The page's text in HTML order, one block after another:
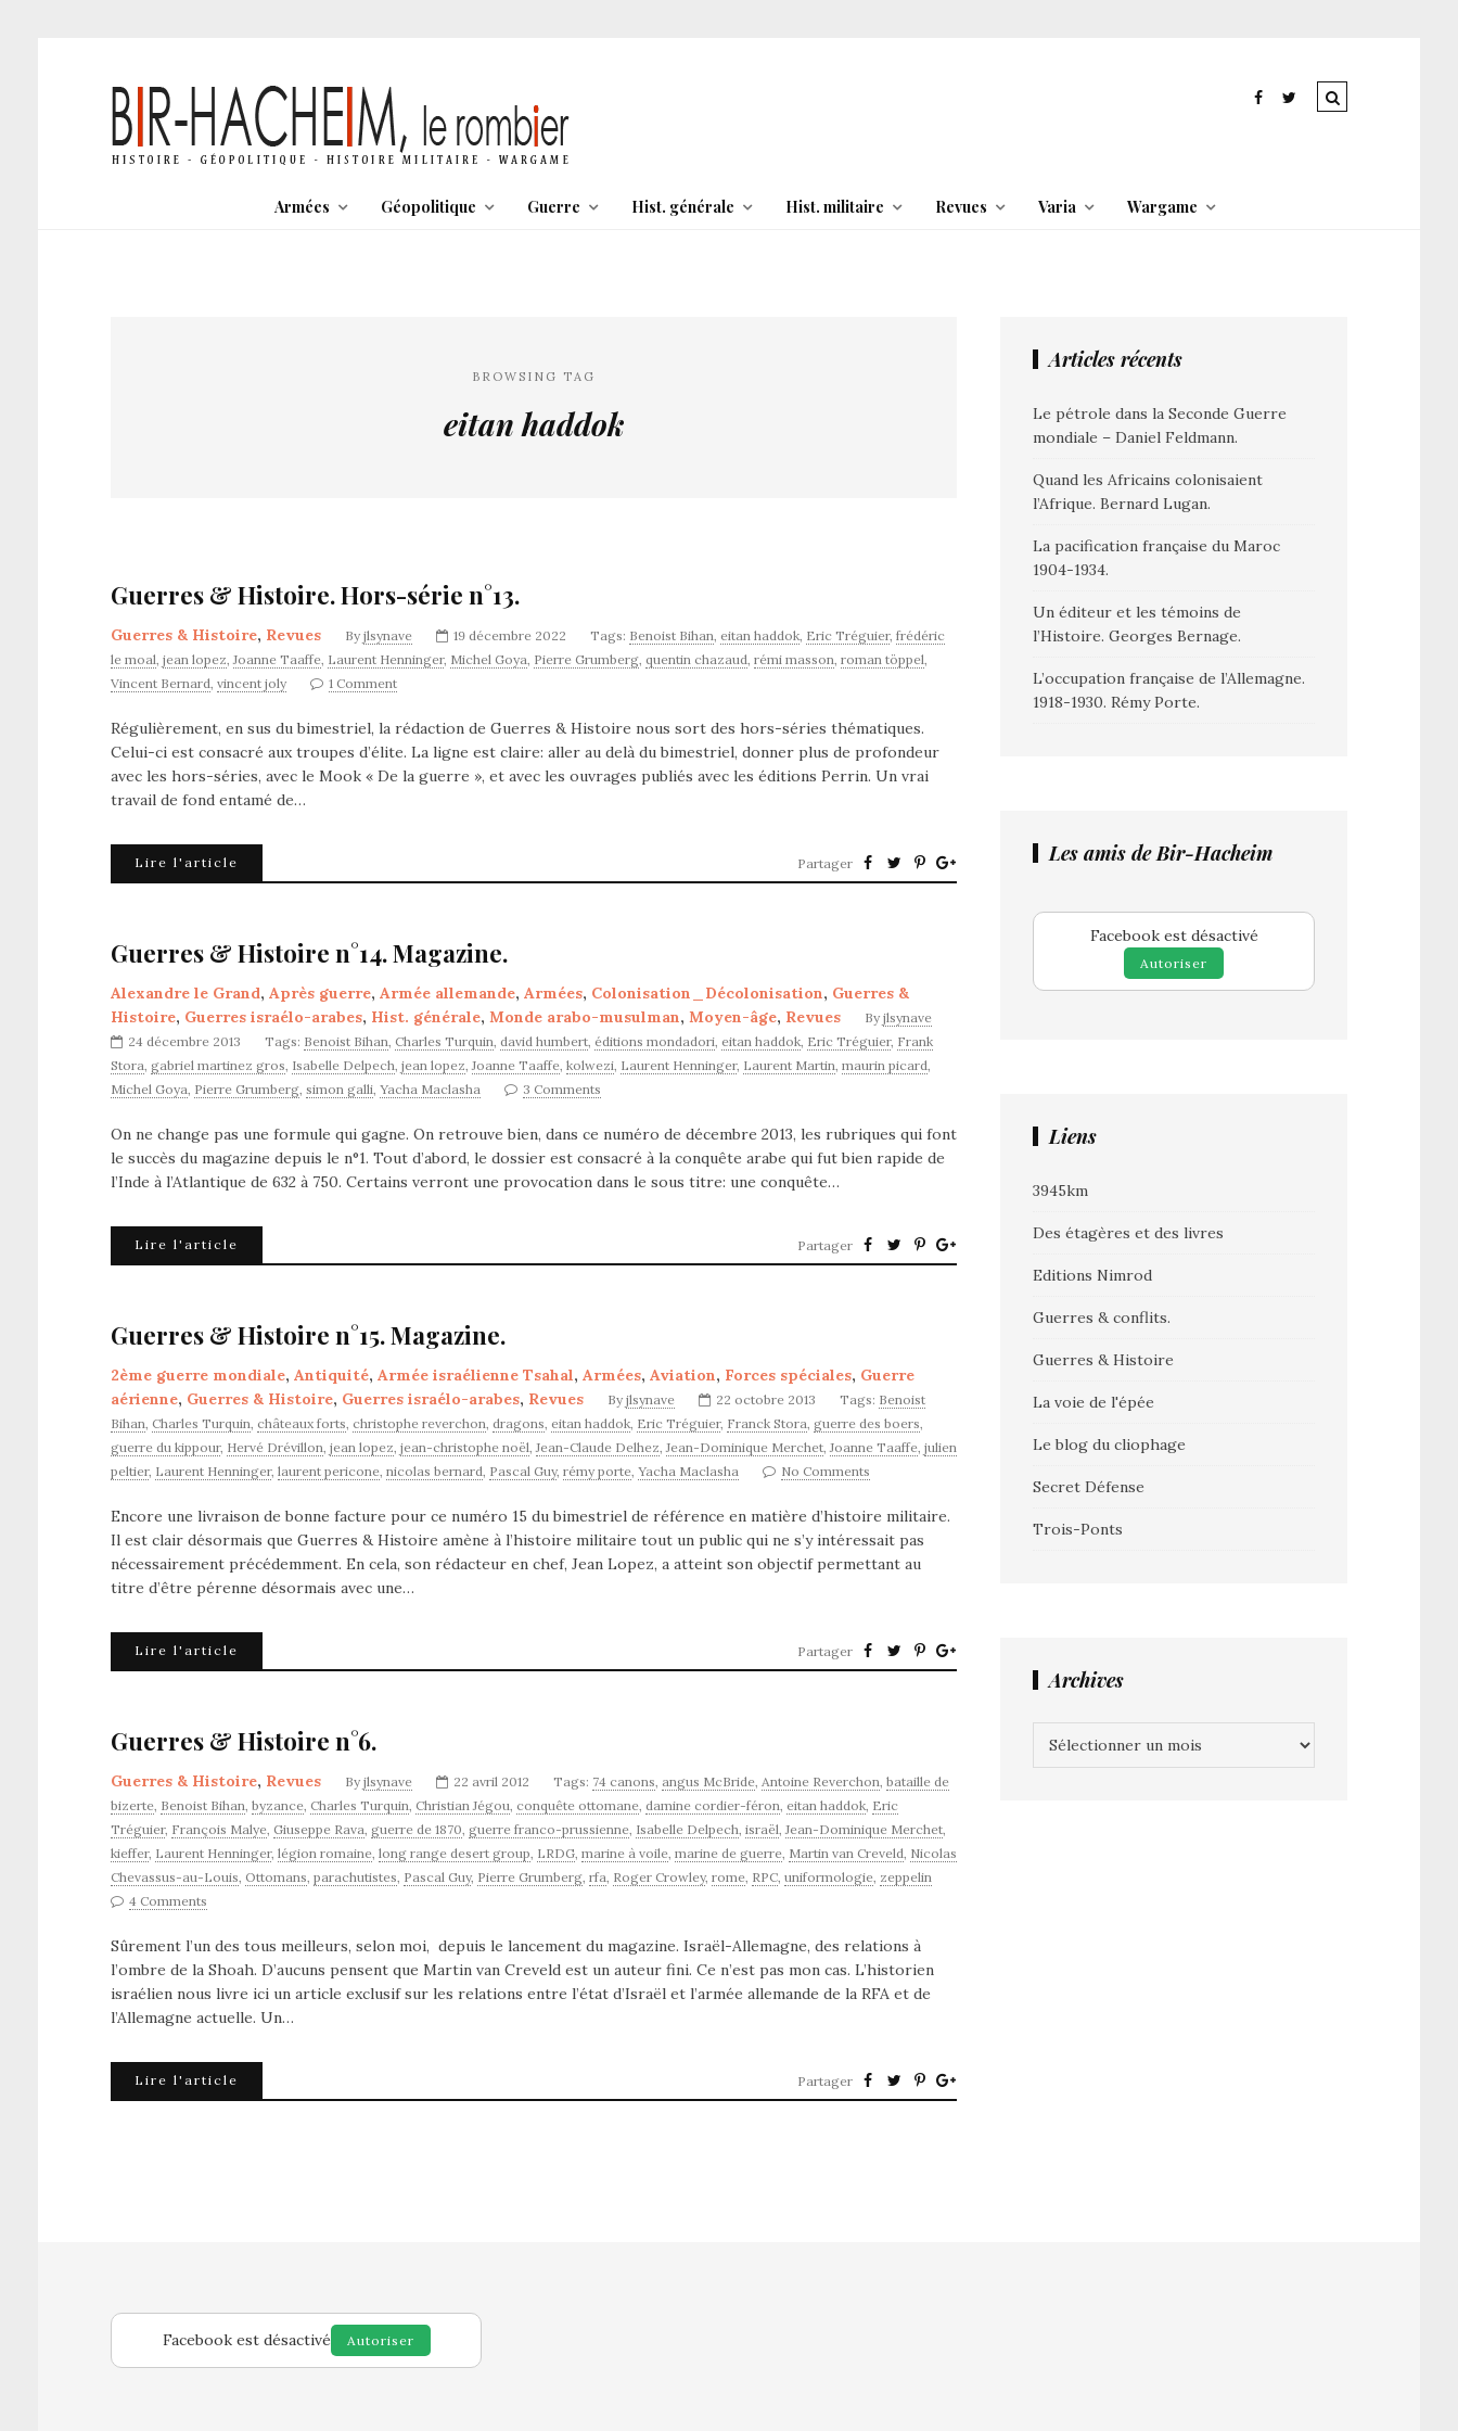
Armées Géopolitique Guerre Hist. générale Hist. militaire Revues Varia Wargame
BROWSING TAG
eitan haddok
Guerres & Histoire. Hors-série n°13.
Guerres & Histoire, Revues By jlsynave 19 décembre 2022 Tags: Benoist Bihan, eitan haddok, Eric Tréguier, frédéric
le moal, jean lopez,Joanne Taaffe, Laurent Henninger, Michel Goya, Pierre Grumberg, quentin chazaud, rémi masson, roman töppel,
Vincent Bernard, vincent joly 1 Comment
Régulièrement, en sus du bimestriel, la rédaction de Guerres & Histoire nous sort des hors-séries thématiques.
Celui-ci est consacré aux troupes d’élite. La ligne est claire: aller au delà du bimestriel, donner plus de profondeur
avec les hors-séries, avec le Mook « De la guerre », et avec les ouvrages publiés avec les éditions Perrin. Un vrai
travail de fond entamé de…
Lire l'article Partager
Guerres & Histoire n°14. Magazine.
Alexandre le Grand, Après guerre, Armée allemande, Armées, Colonisation_Décolonisation, Guerres &
Histoire, Guerres israélo-arabes, Hist. générale, Monde arabo-musulman, Moyen-âge, Revues By jlsynave
24 décembre 2013
Tags: Benoist Bihan, Charles Turquin, david humbert, éditions mondadori, eitan haddok, Eric Tréguier, Frank
Stora, gabriel martinez gros, Isabelle Delpech, jean lopez,Joanne Taaffe, kolwezi, Laurent Henninger, Laurent Martin, maurin picard,
Michel Goya, Pierre Grumberg, simon galli, Yacha Maclasha 3 Comments
On ne change pas une formule qui gagne. On retrouve bien, dans ce numéro de décembre 2013, les rubriques qui font
le succès du magazine depuis le n°1. Tout d’abord, le dossier est consacré à la conquête arabe qui fut bien rapide de
l’Inde à l’Atlantique de 632 à 750. Certains verront une provocation dans le sous titre: une conquête…
Lire l'article Partager
Guerres & Histoire n°15. Magazine.
2ème guerre mondiale, Antiquité, Armée israélienne Tsahal, Armées, Aviation, Forces spéciales, Guerre
aérienne, Guerres & Histoire, Guerres israélo-arabes, Revues By jlsynave 22 octobre 2013 Tags: Benoist
Bihan, Charles Turquin, châteaux forts, christophe reverchon, dragons, eitan haddok, Eric Tréguier, Franck Stora, guerre des boers,
guerre du kippour, Hervé Drévillon, jean lopez, jean-christophe noël,Jean-Claude Delhez,Jean-Dominique Merchet,Joanne Taaffe, julien
peltier, Laurent Henninger, laurent pericone, nicolas bernard, Pascal Guy, rémy porte, Yacha Maclasha No Comments
Encore une livraison de bonne facture pour ce numéro 15 du bimestriel de référence en matière d’histoire militaire.
Il est clair désormais que Guerres & Histoire amène à l’histoire militaire tout un public qui ne s’y intéressait pas
nécessairement précédemment. En cela, son rédacteur en chef, Jean Lopez, a atteint son objectif permettant au
titre d’être pérenne désormais avec une…
Lire l'article Partager
Guerres & Histoire n°6.
Guerres & Histoire, Revues By jlsynave 22 avril 2012 Tags: 74 canons, angus McBride, Antoine Reverchon, bataille de
bizerte, Benoist Bihan, byzance, Charles Turquin, Christian Jégou, conquête ottomane, damine cordier-féron, eitan haddok, Eric
Tréguier, François Malye, Giuseppe Rava, guerre de 1870, guerre franco-prussienne, Isabelle Delpech, israël,Jean-Dominique Merchet,
kieffer, Laurent Henninger, légion romaine, long range desert group, LRDG, marine à voile, marine de guerre, Martin van Creveld, Nicolas
Chevassus-au-Louis, Ottomans, parachutistes, Pascal Guy, Pierre Grumberg, rfa, Roger Crowley, rome, RPC, uniformologie, zeppelin
4 Comments
Sûrement l’un des tous meilleurs, selon moi, depuis le lancement du magazine. Israël-Allemagne, des relations à
l’ombre de la Shoah. D’aucuns pensent que Martin van Creveld est un auteur fini. Ce n’est pas mon cas. L’historien
israélien nous livre ici un article exclusif sur les relations entre l’état d’Israël et l’armée allemande de la RFA et de
l’Allemagne actuelle. Un…
Lire l'article Partager
Articles récents
Le pétrole dans la Seconde Guerre
mondiale – Daniel Feldmann.
Quand les Africains colonisaient
l’Afrique. Bernard Lugan.
La pacification française du Maroc
1904-1934.
Un éditeur et les témoins de
l’Histoire. Georges Bernage.
L’occupation française de l’Allemagne.
1918-1930. Rémy Porte.
Les amis de Bir-Hacheim
Facebook est désactivé
Autoriser
Liens
3945km
Des étagères et des livres
Editions Nimrod
Guerres & conflits.
Guerres & Histoire
La voie de l'épée
Le blog du cliophage
Secret Défense
Trois-Ponts
Archives
Facebook est désactivé Autoriser